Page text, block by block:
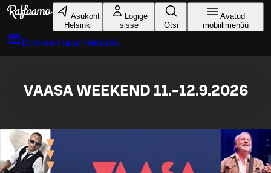
Liigu peamise sisu juurde
Asukoht
Helsinki
Logige
sisse
Otsi
Avatud
mobiilimenüü
Broneeri laud Helsinki
VAASA WEEKEND 11.-12.9.2026